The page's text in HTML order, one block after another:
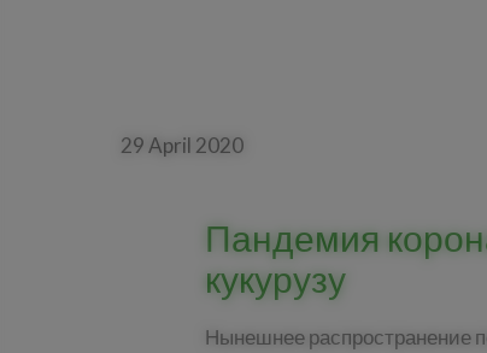
29 April 2020
Пандемия
кукурузу
Нынешнее распространение